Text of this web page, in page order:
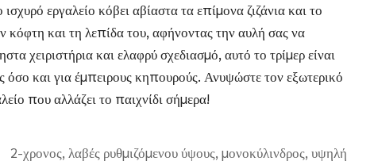
εργαλείο κόβει αβίαστα τα επίμονα ζιζάνια και το
κόφτη και τη λεπίδα του, αφήνοντας την αυλή σας να
χειριστήρια και ελαφρύ σχεδιασμό, αυτό το τρίμερ είναι
όσο και για έμπειρους κηπουρούς. Ανυψώστε τον εξωτερικό
που αλλάζει το παιχνίδι σήμερα!
2-χρονος, λαβές ρυθμιζόμενου ύψους, μονοκύλινδρος, υψηλή